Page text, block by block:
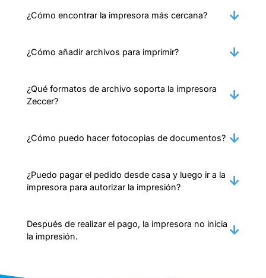
¿Cómo encontrar la impresora más cercana?
¿Cómo añadir archivos para imprimir?
¿Qué formatos de archivo soporta la impresora
Zeccer?
¿Cómo puedo hacer fotocopias de documentos?
¿Puedo pagar el pedido desde casa y luego ir a la
impresora para autorizar la impresión?
Después de realizar el pago, la impresora no inicia
la impresión.